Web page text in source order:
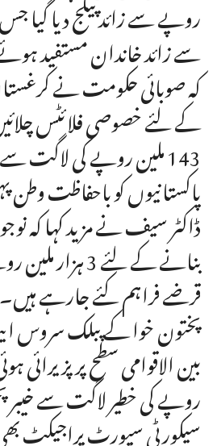
سے زائد خاندان مستفید
کہ صوبائی حکومت نے
کے لئے خصوصی فلائٹس
پاکستانیوں کو باحفاظت وطن
ڈاکٹر سیف نے مزید کہا کہ
بنانے کے لئے 3
قرضے فراہم کئے جارہے
پختون خوا کے پبلک
روپے کی خطیر لاگت سے خیبر
سیکورٹی سپورٹ پراجیکٹ